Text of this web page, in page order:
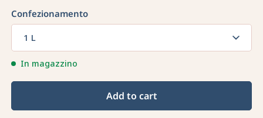
Confezionamento
1 L
In magazzino
Add to cart